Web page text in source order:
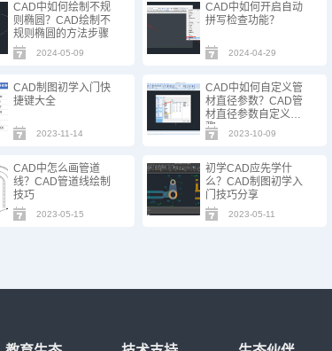
CAD中如何绘制不规
则椭圆？CAD绘制不
规则椭圆的方法步骤
2024-05-09
CAD中如何开启自动
拼写检查功能？
2024-04-29
CAD制图初学入门快
捷键大全
2023-11-14
CAD中如何自定义管
材直径参数？CAD管
材直径参数自定义步
骤
2023-10-09
CAD中怎么画管道
线？CAD管道线绘制
技巧
2023-05-15
初学CAD应先学什
么？CAD制图初学入
门技巧分享
2023-05-11